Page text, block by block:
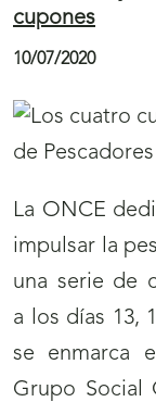
cupones
10/07/2020
La ONCE
impulsar la
una serie de
a los días 13,
se enmarca
Grupo Social